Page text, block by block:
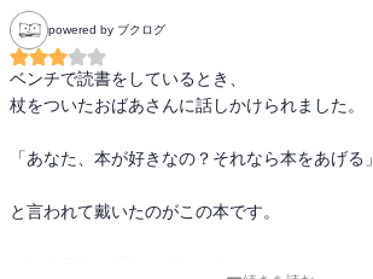
powered by ブクログ
ベンチで読書をしているとき、
杖をついたおばあさんに話しかけられました。
「あなた、本が好きなの？それなら本をあげる」
と言われて戴いたのがこの本です。